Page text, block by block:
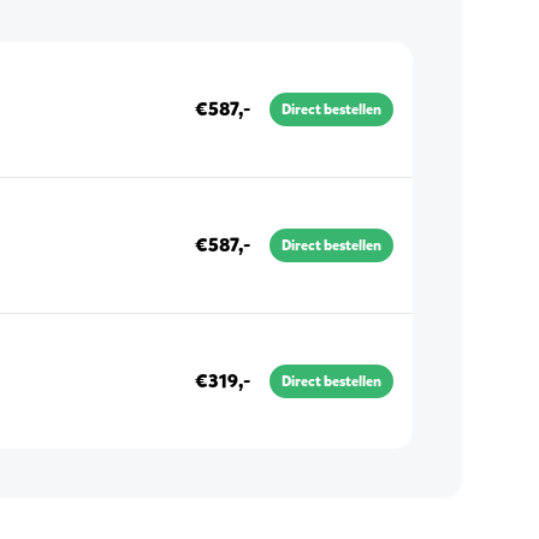
€587,- Direct bestellen
€587,- Direct bestellen
€319,- Direct bestellen